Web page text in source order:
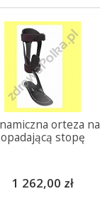
orteza na
opadającą stopę
1 262,00 zł